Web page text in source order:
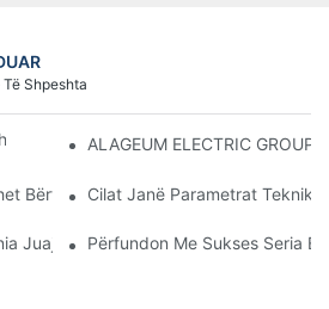
Shpeshta
Një Vit Të Ri Të Mbarë!
ALAGEUM ELECTRIC
Bërthama E Hekurt E Transformatorit?
Cilat Janë Parametrat
Juaj Prodhon Këtë Lloj Pajisjeje?
Përfundon Me Sukses Seria E